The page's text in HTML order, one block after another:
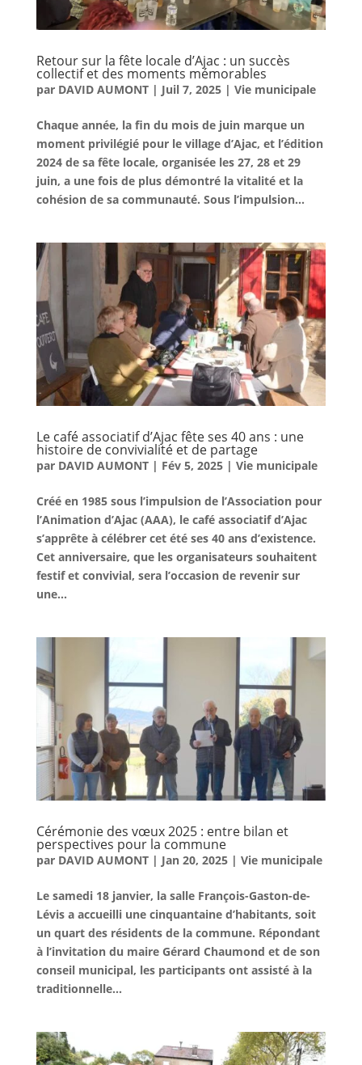
Retour sur la fête locale d’Ajac : un succès
collectif et des moments mémorables
par DAVID AUMONT| Juil 7, 2025| Vie municipale
Chaque année, la fin du mois de juin marque un
moment privilégié pour le village d’Ajac, et l’édition
2024 de sa fête locale, organisée les 27, 28 et 29
juin, a une fois de plus démontré la vitalité et la
cohésion de sa communauté. Sous l’impulsion...
Le café associatif d’Ajac fête ses 40 ans : une
histoire de convivialité et de partage
par DAVID AUMONT| Fév 5, 2025| Vie municipale
Créé en 1985 sous l’impulsion de l’Association pour
l’Animation d’Ajac (AAA), le café associatif d’Ajac
s’apprête à célébrer cet été ses 40 ans d’existence.
Cet anniversaire, que les organisateurs souhaitent
festif et convivial, sera l’occasion de revenir sur
une...
Cérémonie des vœux 2025 : entre bilan et
perspectives pour la commune
par DAVID AUMONT| Jan 20, 2025| Vie municipale
Le samedi 18 janvier, la salle François-Gaston-de-
Lévis a accueilli une cinquantaine d’habitants, soit
un quart des résidents de la commune. Répondant
à l’invitation du maire Gérard Chaumond et de son
conseil municipal, les participants ont assisté à la
traditionnelle...